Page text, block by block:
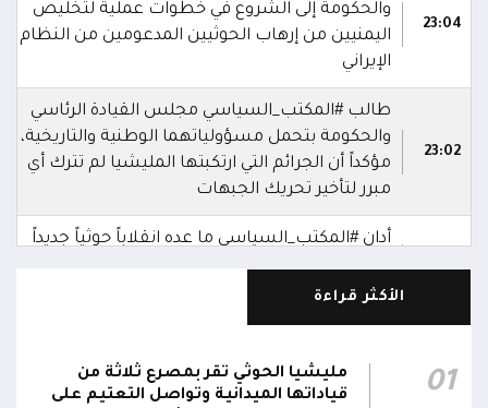
23:04
والحكومة إلى الشروع في خطوات عملية لتخليص
اليمنيين من إرهاب الحوثيين المدعومين من النظام
الإيراني
23:02
طالب #المكتب_السياسي مجلس القيادة الرئاسي
والحكومة بتحمل مسؤولياتهما الوطنية والتاريخية،
مؤكداً أن الجرائم التي ارتكبتها المليشيا لم تترك أي
مبرر لتأخير تحريك الجبهات
23:01
أدان #المكتب_السياسي ما عده انقلاباً حوثياً جديداً
على مسار التسوية السلمية، مؤكداً انحيازه لموقف
جماهير الشعب اليمني
التي استهدفت مأرب والساحل الغربي والضالع
وغيرها من المناطق تمثل إعلان حرب واسعة على
الأكثر قراءة
01
مليشيا الحوثي تقر بمصرع ثلاثة من
قياداتها الميدانية وتواصل التعتيم على